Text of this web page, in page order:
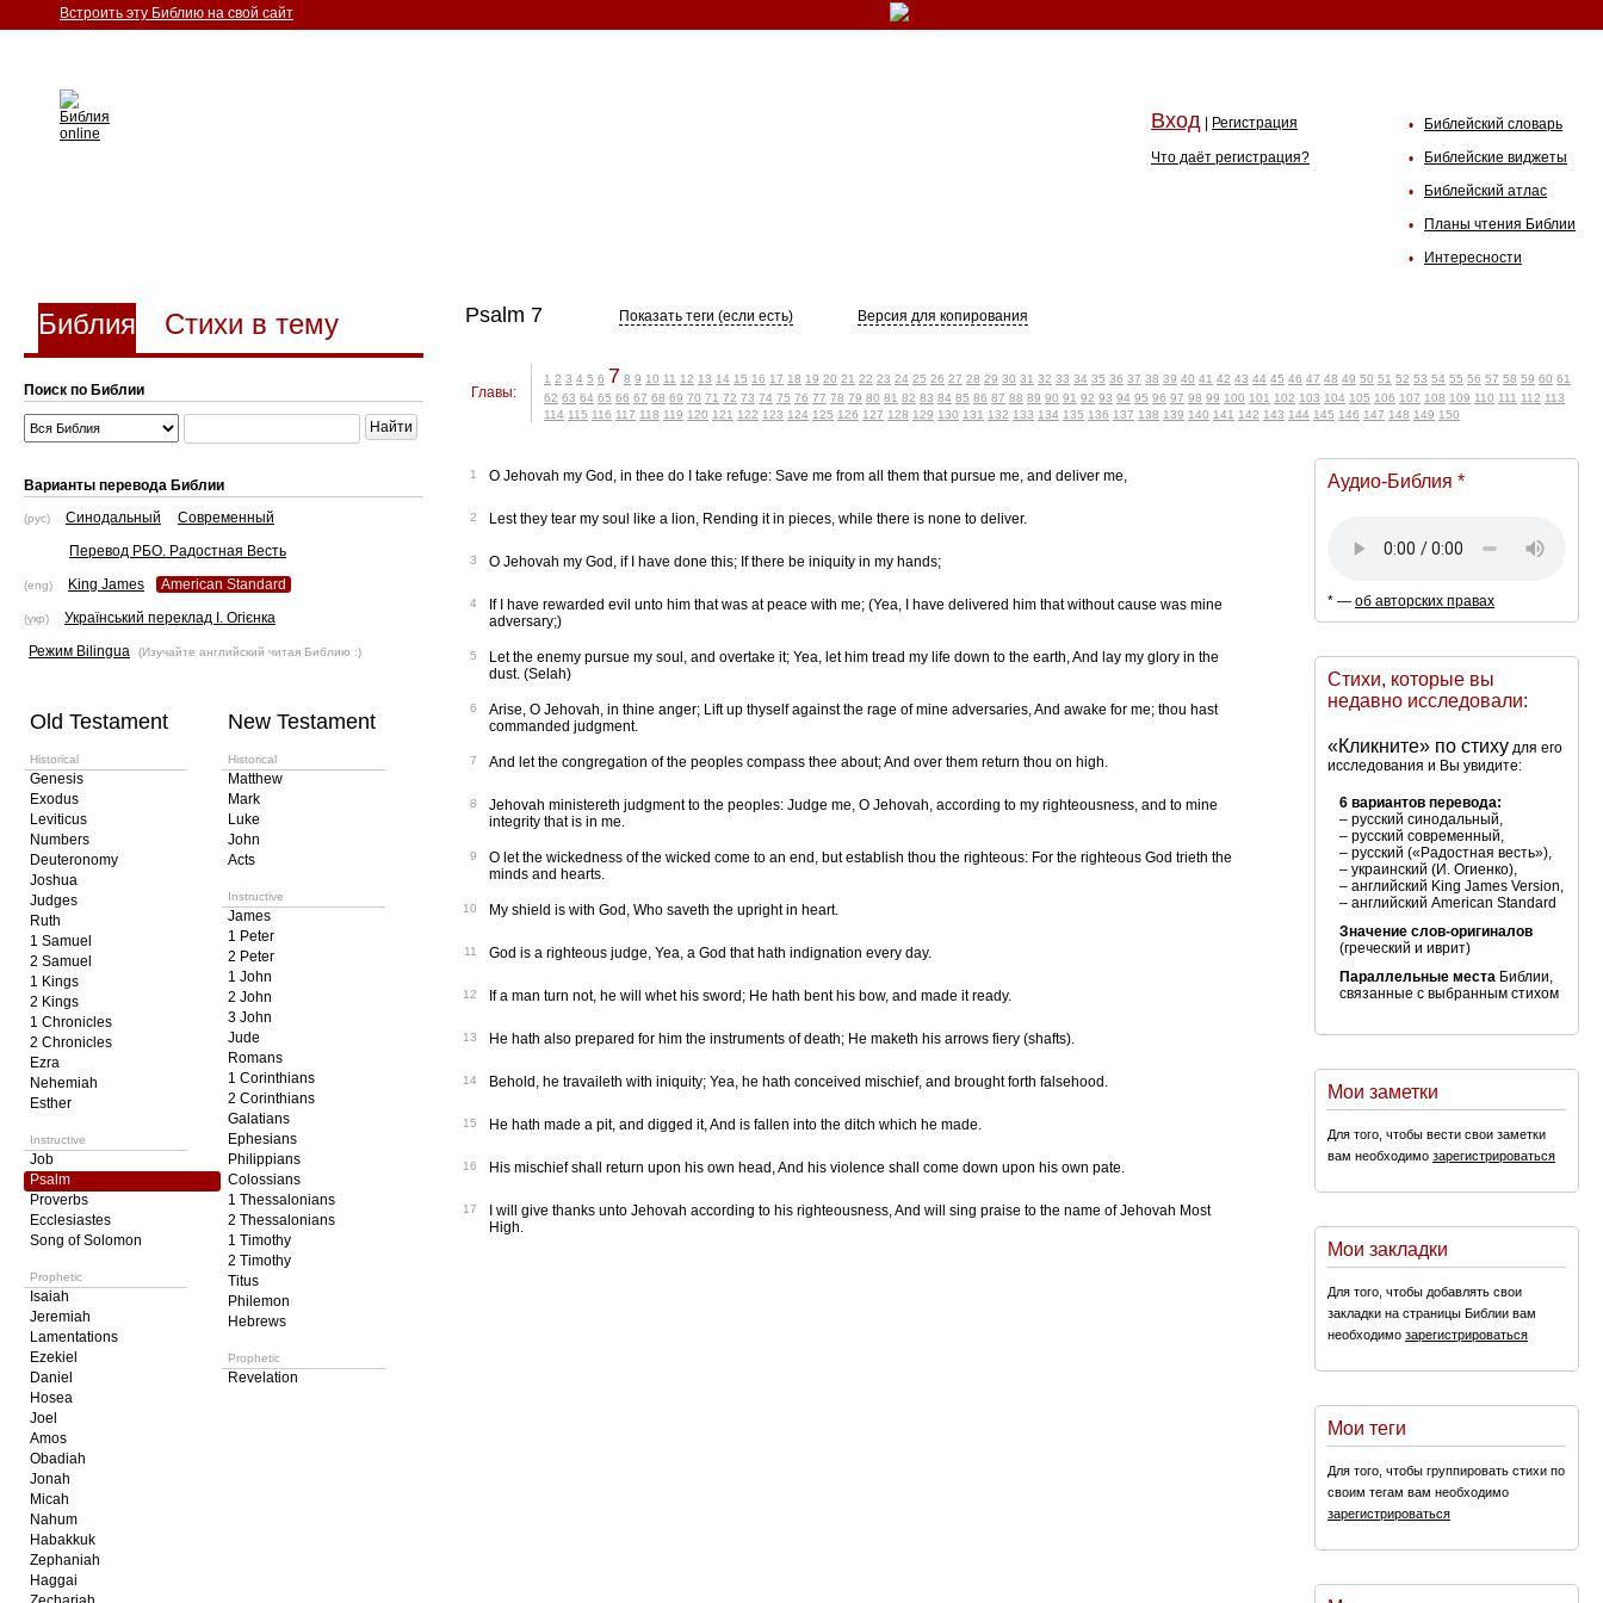
Встроить эту Библию на свой сайт
Вход Регистрация
Что даёт регистрация?
• Библейский словарь
• Библейские виджеты
• Библейский атлас
• Планы чтения Библии
• Интересности
Библия Стихи в тему
Поиск по Библии
Найти
Варианты перевода Библии
(рус) Синодальный
Современный
Перевод РБО. Радостная Весть
(eng) King James American Standard
(укр)
Український переклад І. Огієнка
Режим Bilingua
(Изучайте английский читая Библию :)
Old Testament
Historical
Genesis
Exodus
Leviticus
Numbers
Deuteronomy
Joshua
Judges
Ruth
1 Samuel
2 Samuel
1 Kings
2 Kings
1 Chronicles
2 Chronicles
Ezra
Nehemiah
Esther
Instructive
Job
Psalm
Proverbs
Ecclesiastes
Song of Solomon
Prophetic
Isaiah
Jeremiah
Lamentations
Ezekiel
Daniel
Hosea
Joel
Amos
Obadiah
Jonah
Micah
Nahum
Habakkuk
Zephaniah
Haggai
New Testament
Historical
Matthew
Mark
Luke
John
Acts
Instructive
James
1 Peter
2 Peter
1 John
2 John
3 John
Jude
Romans
1 Corinthians
2 Corinthians
Galatians
Ephesians
Philippians
Colossians
1 Thessalonians
2 Thessalonians
1 Timothy
2 Timothy
Titus
Philemon
Hebrews
Prophetic
Revelation
Psalm 7 Показать теги (если есть) Версия для копирования
Главы:
1 2 3 4 5 6 7 8 9 10 11 12 13 14 15 16 17 18 19 20 21 22 23 24 25 26 27 28 29 30 31 32 33 34 35 36 37 38 39 40 41 42 43 44 45 46 47 48 49 50 51 52 53 54 55 56 57 58 59 60 61
62 63 64 65 66 67 68 69 70 71 72 73 74 75 76 77 78 79 80 81 82 83 84 85 86 87 88 89 90 91 92 93 94 95 96 97 98 99 100 101 102 103 104 105 106 107 108 109 110 111 112 113
114 115 116 117 118 119 120 121 122 123 124 125 126 127 128 129 130 131 132 133 134 135 136 137 138 139 140 141 142 143 144 145 146 147 148 149 150
1 O Jehovah my God, in thee do I take refuge: Save me from all them that pursue me, and deliver me,
2 Lest they tear my soul like a lion, Rending it in pieces, while there is none to deliver.
3 O Jehovah my God, if I have done this; If there be iniquity in my hands;
4
If I have rewarded evil unto him that was at peace with me; (Yea, I have delivered him that without cause was mine
adversary;)
5
Let the enemy pursue my soul, and overtake it; Yea, let him tread my life down to the earth, And lay my glory in the
dust. (Selah)
6
Arise, O Jehovah, in thine anger; Lift up thyself against the rage of mine adversaries, And awake for me; thou hast
commanded judgment.
7 And let the congregation of the peoples compass thee about; And over them return thou on high.
8
Jehovah ministereth judgment to the peoples: Judge me, O Jehovah, according to my righteousness, and to mine
integrity that is in me.
9
O let the wickedness of the wicked come to an end, but establish thou the righteous: For the righteous God trieth the
minds and hearts.
10 My shield is with God, Who saveth the upright in heart.
11 God is a righteous judge, Yea, a God that hath indignation every day.
12 If a man turn not, he will whet his sword; He hath bent his bow, and made it ready.
13 He hath also prepared for him the instruments of death; He maketh his arrows fiery (shafts).
14 Behold, he travaileth with iniquity; Yea, he hath conceived mischief, and brought forth falsehood.
15 He hath made a pit, and digged it, And is fallen into the ditch which he made.
16 His mischief shall return upon his own head, And his violence shall come down upon his own pate.
17
I will give thanks unto Jehovah according to his righteousness, And will sing praise to the name of Jehovah Most
High.
Аудио-Библия *
* — об авторских правах
Стихи, которые вы
недавно исследовали:
«Кликните» по стиху для его
исследования и Вы увидите:
6 вариантов перевода:
– русский синодальный,
– русский современный,
– русский («Радостная весть»),
– украинский (И. Огиенко),
– английский King James Version,
– английский American Standard
Значение слов-оригиналов
(греческий и иврит)
Параллельные места Библии,
связанные с выбранным стихом
Мои заметки
Для того, чтобы вести свои заметки
вам необходимо зарегистрироваться
Мои закладки
Для того, чтобы добавлять свои
закладки на страницы Библии вам
необходимо зарегистрироваться
Мои теги
Для того, чтобы группировать стихи по
своим тегам вам необходимо
зарегистрироваться